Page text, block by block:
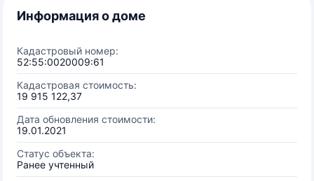
Информация о доме
Кадастровый номер:
52:55:0020009:61
Кадастровая стоимость:
19 915 122,37
Дата обновления стоимости:
19.01.2021
Статус объекта:
Ранее учтенный